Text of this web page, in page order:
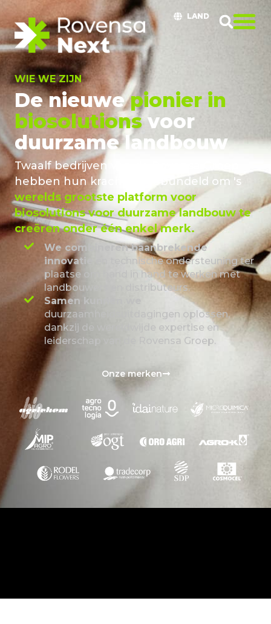
LAND
WIE WE ZIJN
De nieuwepionier in
biosolutionsvoor
duurzame landbouw
Twaalf bedrijven van de Rovensa Groep
hebben hun krachten gebundeld om 's
werelds grootste platform voor
biosolutions voor duurzame landbouw te
creëren onder één enkel merk.
We combineren baanbrekende
innovatie
en technische ondersteuning ter
plaatse om hand in hand te werken met
landbouwers en distributeurs.
Samen kunnen we
duurzaamheidsuitdagingen oplossen,
dankzij de wereldwijde expertise en
leiderschap van de Rovensa Groep.
Onze merken